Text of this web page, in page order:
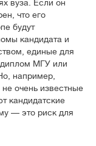
вуза. Если он
что его
будут
кандидата и
единые для
диплом МГУ или
например,
очень известные
кандидатские
— это риск для